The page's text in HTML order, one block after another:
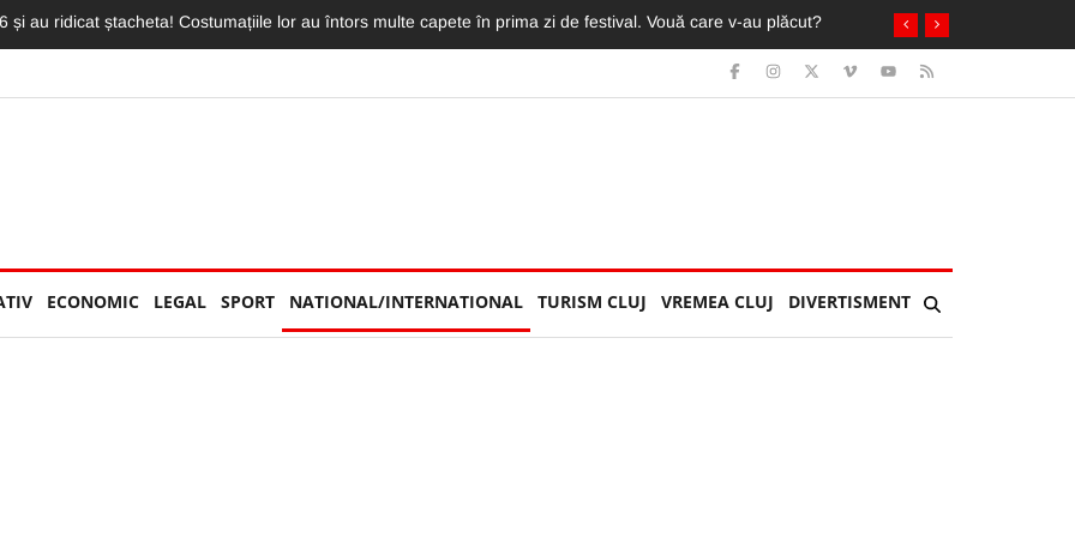
înnebunit pe clujeni. Show exploziv în fața unui stadion neîncăpător, plin ochi de fani români și străini
ECONOMIC LEGAL SPORT NATIONAL/INTERNATIONAL TURISM CLUJ VREMEA CLUJ DIVERTISMENT